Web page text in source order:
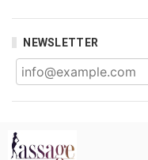
NEWSLETTER